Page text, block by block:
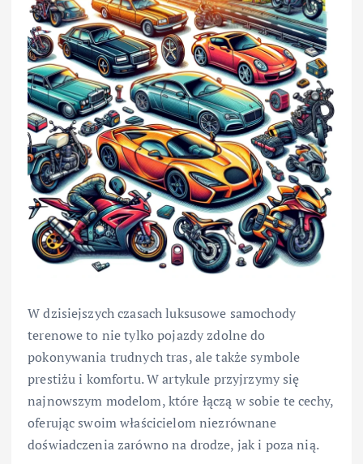
W dzisiejszych czasach luksusowe samochody
terenowe to nie tylko pojazdy zdolne do
pokonywania trudnych tras, ale także symbole
prestiżu i komfortu. W artykule przyjrzymy się
najnowszym modelom, które łączą w sobie te cechy,
oferując swoim właścicielom niezrównane
doświadczenia zarówno na drodze, jak i poza nią.